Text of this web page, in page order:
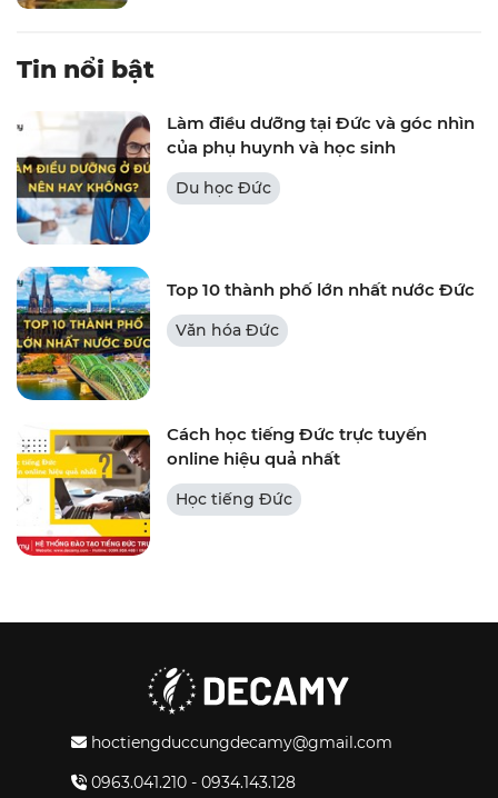
Tin nổi bật
Làm điều dưỡng tại Đức và góc nhìn
của phụ huynh và học sinh
Du học Đức
Top 10 thành phố lớn nhất nước Đức
Văn hóa Đức
Cách học tiếng Đức trực tuyến
online hiệu quả nhất
Học tiếng Đức
hoctiengduccungdecamy@gmail.com
0963.041.210 - 0934.143.128